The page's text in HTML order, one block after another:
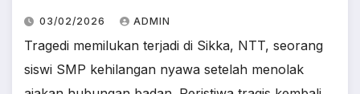
03/02/2026 ADMIN
Tragedi memilukan terjadi di Sikka, NTT, seorang
siswi SMP kehilangan nyawa setelah menolak